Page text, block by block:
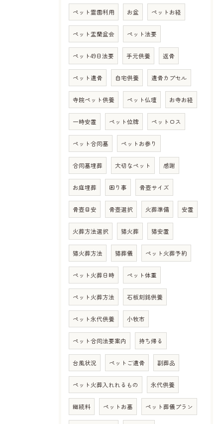
ペット霊園利用 お盆 ペットお経
ペット盂蘭盆会 ペット法要
ペット49日法要 手元供養 返骨
ペット遺骨 自宅供養 遺骨カプセル
寺院ペット供養 ペット仏壇 お寺お経
一時安置 ペット位牌 ペットロス
ペット合同墓 ペットお参り
合同墓埋葬 大切なペット 感謝
お庭埋葬 困り事 骨壺サイズ
骨壺目安 骨壺選択 火葬準備 安置
火葬方法選択 猫火葬 猫安置
猫火葬方法 猫葬儀 ペット火葬予約
ペット火葬日時 ペット体重
ペット火葬方法 石板刻銘供養
ペット永代供養 小牧市
ペット合同法要案内 持ち帰る
台風状況 ペットご遺骨 副葬品
ペット火葬入れれるもの 永代供養
継続料 ペットお墓 ペット葬儀プラン